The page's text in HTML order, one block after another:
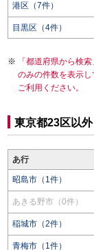
港区（7件）
目黒区（4件）
「都道府県から検
のみの件数を表示
ご利用ください。
東京都23区以外
あ行
昭島市（1件）
あきる野市（0件）
稲城市（2件）
青梅市（1件）